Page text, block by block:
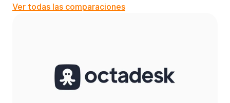
Ver todas las comparaciones